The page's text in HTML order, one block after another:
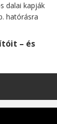
dalai kapják
hatórásra
– és